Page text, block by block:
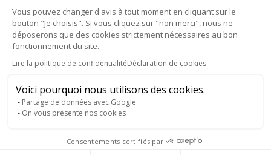
Pour votre santé, mangez au moins cinq fruits et légumes par jour.
Vous pouvez changer d'avis à tout moment en cliquant sur le
bouton "Je choisis". Si vous cliquez sur "non merci", nous ne
déposerons que des cookies strictement nécessaires au bon
fonctionnement du site.
Lire la politique de confidentialitéDéclaration de cookies
Voici pourquoi nous utilisons des cookies.
Partage de données avec Google
On vous présente nos cookies
Consentements certifiés par